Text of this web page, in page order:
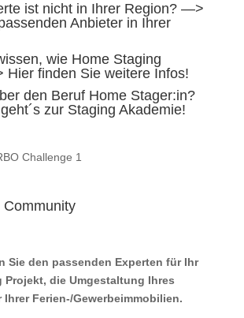
ist nicht in Ihrer Region? —>
Anbieter in Ihrer
wie Home Staging
finden Sie weitere Infos!
den Beruf Home Stager:in?
zur Staging Akademie!
Community
Sie den passenden Experten für Ihr
Projekt, die Umgestaltung Ihres
Ihrer Ferien-/Gewerbeimmobilien.